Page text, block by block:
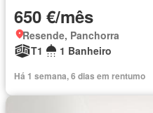
650 €/mês
Resende, Panchorra
T1
1 Banheiro
Há 1 semana, 6 dias em rentumo